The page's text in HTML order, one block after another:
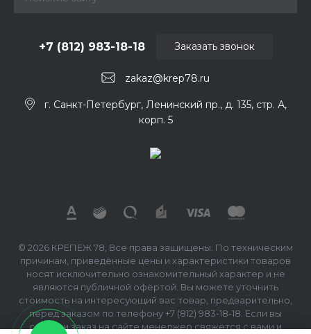
zakaz@krep78.ru
+7 (812) 983-18-18
г. Санкт-Петербург, Ленинский пр., д. 135, стр. А,
корп. 5
Заказать звонок
© 2026 КРЕПЕЖ 78, Все права защищены. По техническим
причинам, приведённые цены и характеристики товаров
носят исключительно ознакомительный характер и не
являются публичной офертой. Вы можете уточнить
стоимость на интересующий вас товар, предварительно,
перед заказом по телефону +7 (812) 983-18-18. Если вы
сделали заказ на сайте менеджер свяжется с вами и